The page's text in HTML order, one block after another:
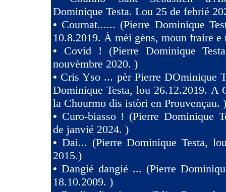
Dominique Testa. Lou 25 de febrié
• Cournat...... (Pierre Dominique
10.8.2019. À mèi gèns, moun fraire e
• Covid ! (Pierre Dominique
nouvèmbre 2020. )
• Cris Yso ... pèr Pierre DOminique
Dominique Testa, lou 26.12.2019. A
la Chourmo dis istòri en Prouvençau. )
• Curo-biasso ! (Pierre Dominique
de janvié 2024. )
• Dai... (Pierre Dominique Testa,
2015.)
• Dangié dangié ... (Pierre
18.10.2009. )